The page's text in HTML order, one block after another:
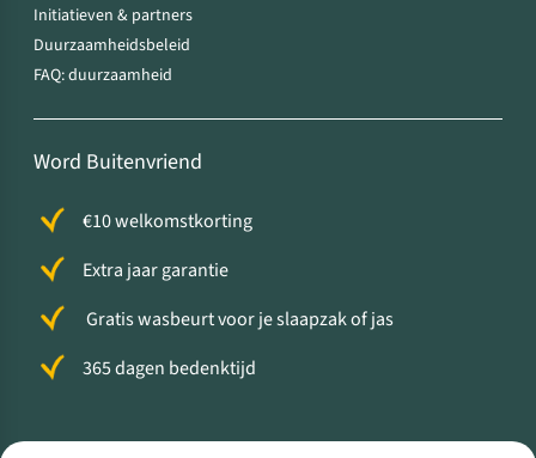
Initiatieven & partners
Duurzaamheidsbeleid
FAQ: duurzaamheid
Word Buitenvriend
€10 welkomstkorting
Extra jaar garantie
Gratis wasbeurt voor je slaapzak of jas
365 dagen bedenktijd